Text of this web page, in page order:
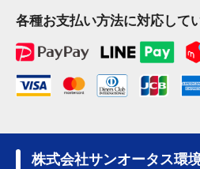
各種お支払い方法に対応して
株式会社サンオータス環